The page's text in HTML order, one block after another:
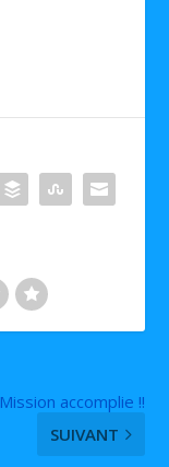
Mission accomplie !!
SUIVANT